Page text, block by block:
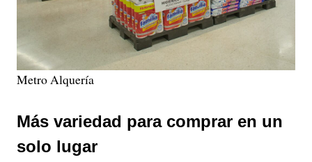
Metro Alquería
Más variedad para comprar en un
solo lugar